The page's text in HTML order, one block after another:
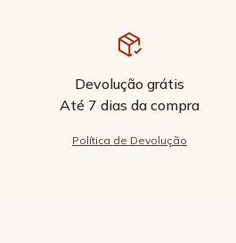
Devolução grátis
Até 7 dias da compra
Política de Devolução